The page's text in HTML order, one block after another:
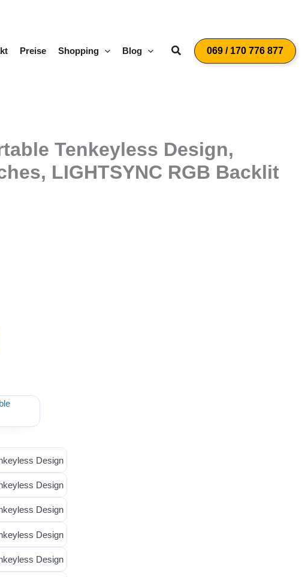
Preise Shopping Blog Suchen069 / 170 776 877
Tenkeyless Design,
LIGHTSYNC RGB Backlit